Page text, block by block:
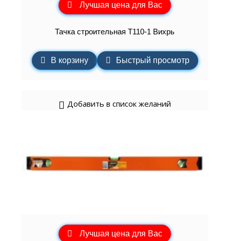
Лучшая цена для Вас
Тачка строительная Т110-1 Вихрь
В корзину Быстрый просмотр
Добавить в список желаний
Лучшая цена для Вас